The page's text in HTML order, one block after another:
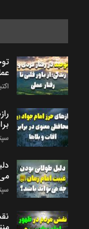
اکتبر